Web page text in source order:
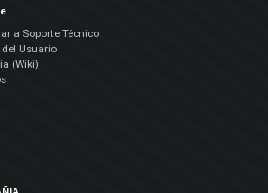
a Soporte Técnico
Usuario
(Wiki)